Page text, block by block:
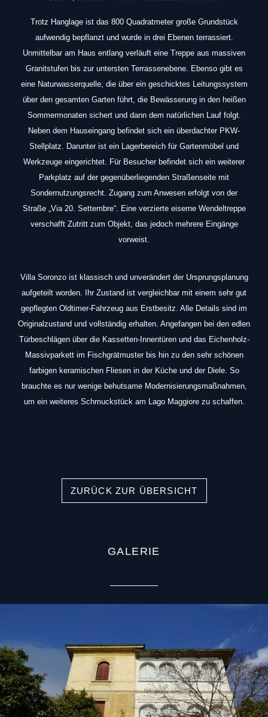
Trotz Hanglage ist das 800 Quadratmeter große Grundstück
aufwendig bepflanzt und wurde in drei Ebenen terrassiert.
Unmittelbar am Haus entlang verläuft eine Treppe aus massiven
Granitstufen bis zur untersten Terrassenebene. Ebenso gibt es
eine Naturwasserquelle, die über ein geschicktes Leitungssystem
über den gesamten Garten führt, die Bewässerung in den heißen
Sommermonaten sichert und dann dem natürlichen Lauf folgt.
Neben dem Hauseingang befindet sich ein überdachter PKW-
Stellplatz. Darunter ist ein Lagerbereich für Gartenmöbel und
Werkzeuge eingerichtet. Für Besucher befindet sich ein weiterer
Parkplatz auf der gegenüberliegenden Straßenseite mit
Sondernutzungsrecht. Zugang zum Anwesen erfolgt von der
Straße „Via 20. Settembre“. Eine verzierte eiserne Wendeltreppe
verschafft Zutritt zum Objekt, das jedoch mehrere Eingänge
vorweist.
Villa Soronzo ist klassisch und unverändert der Ursprungsplanung
aufgeteilt worden. Ihr Zustand ist vergleichbar mit einem sehr gut
gepflegten Oldtimer-Fahrzeug aus Erstbesitz. Alle Details sind im
Originalzustand und vollständig erhalten. Angefangen bei den edlen
Türbeschlägen über die Kassetten-Innentüren und das Eichenholz-
Massivparkett im Fischgrätmuster bis hin zu den sehr schönen
farbigen keramischen Fliesen in der Küche und der Diele. So
brauchte es nur wenige behutsame Modernisierungsmaßnahmen,
um ein weiteres Schmuckstück am Lago Maggiore zu schaffen.
ZURÜCK ZUR ÜBERSICHT
GALERIE